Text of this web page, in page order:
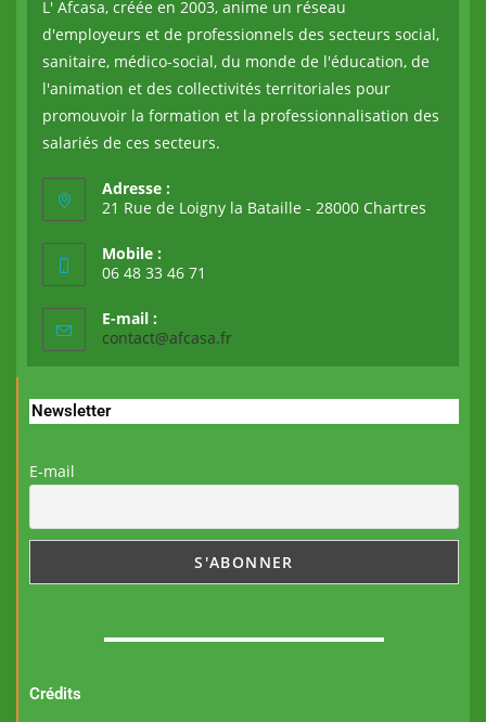
L' Afcasa, créée en 2003, anime un réseau
d'employeurs et de professionnels des secteurs social,
sanitaire, médico-social, du monde de l'éducation, de
l'animation et des collectivités territoriales pour
promouvoir la formation et la professionnalisation des
salariés de ces secteurs.
Adresse :
21 Rue de Loigny la Bataille - 28000 Chartres
Mobile :
06 48 33 46 71
E-mail :
contact@afcasa.fr
Newsletter
E-mail
Crédits